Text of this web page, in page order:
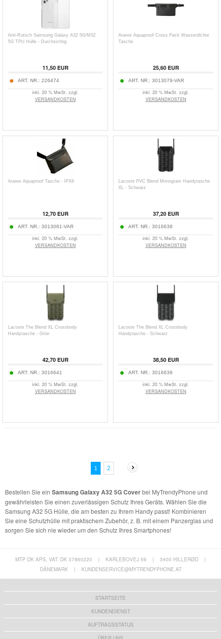
Anti-Rutsch Samsung Galaxy A32 5G/M32
5G TPU Hülle - Durchsichtig
11,50EUR
ART. NR.: 226474
inkl. 20 % MwSt. zzgl.
VERSANDKOSTEN
Araree Aquaproof Cross Pack Wasserdichte
Tasche
25,60EUR
ART. NR.: 3013079-VAR
inkl. 20 % MwSt. zzgl.
VERSANDKOSTEN
Araree Aquaproof Tasche - IPX8
12,70EUR
ART. NR.: 3013081-VAR
inkl. 20 % MwSt. zzgl.
VERSANDKOSTEN
Lacoste PVC Blend Monogram Handytasche
XL - Schwarz
37,20EUR
ART. NR.: 3016638
inkl. 20 % MwSt. zzgl.
VERSANDKOSTEN
Lacoste The Blend XL Crossbody
Handytasche - Grün
42,70EUR
ART. NR.: 3016641
inkl. 20 % MwSt. zzgl.
VERSANDKOSTEN
Lacoste The Blend XL Crossbody
Handytasche - Schwarz
38,50EUR
ART. NR.: 3016639
inkl. 20 % MwSt. zzgl.
VERSANDKOSTEN
1 2
Bestellen Sie ein Samsung Galaxy A32 5G Coverbei MyTrendyPhone und
gewährleisten Sie einen zuverlässigen Schutz Ihres Geräts. Wählen Sie die
Samsung A32 5G Hülle, die am besten zu Ihrem Handy passt! Kombinieren
Sie eine Schutzhülle mit praktischem Zubehör, z. B. mit einem Panzerglas und
sorgen Sie sich nie wieder um den Schutz Ihres Smartphones!
MTP DK APS, VAT: DK 37860220 | KARLEBOVEJ 59 | 3400 HILLERØD
|
DÄNEMARK
| KUNDENSERVICE@MYTRENDYPHONE.AT
STARTSEITE
KUNDENDIENST
AUFTRAGSSTATUS